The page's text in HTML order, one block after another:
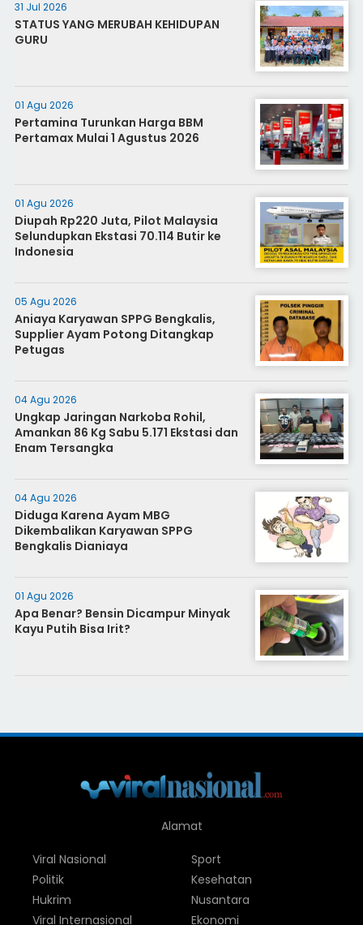
31 Jul 2026
STATUS YANG MERUBAH KEHIDUPAN
GURU
01 Agu 2026
Pertamina Turunkan Harga BBM
Pertamax Mulai 1 Agustus 2026
01 Agu 2026
Diupah Rp220 Juta, Pilot Malaysia
Selundupkan Ekstasi 70.114 Butir ke
Indonesia
05 Agu 2026
Aniaya Karyawan SPPG Bengkalis,
Supplier Ayam Potong Ditangkap
Petugas
04 Agu 2026
Ungkap Jaringan Narkoba Rohil,
Amankan 86 Kg Sabu 5.171 Ekstasi dan
Enam Tersangka
04 Agu 2026
Diduga Karena Ayam MBG
Dikembalikan Karyawan SPPG
Bengkalis Dianiaya
01 Agu 2026
Apa Benar? Bensin Dicampur Minyak
Kayu Putih Bisa Irit?
Alamat
Viral Nasional
Politik
Hukrim
Viral Internasional
Sport
Kesehatan
Nusantara
Ekonomi